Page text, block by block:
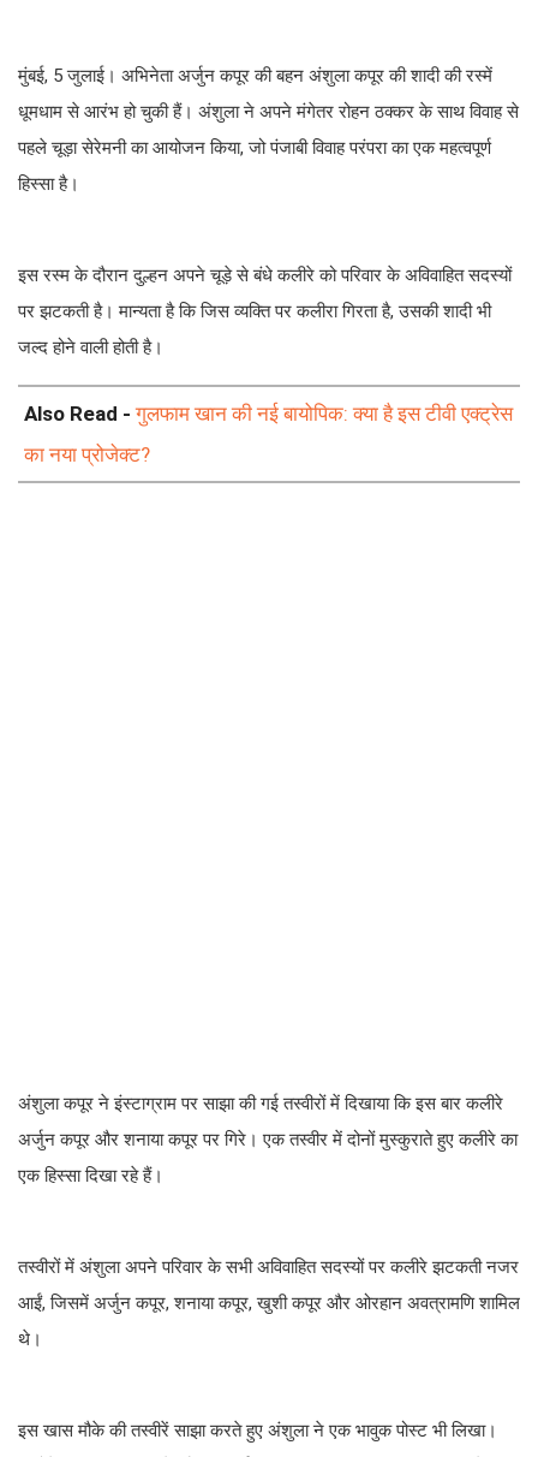
मुंबई, 5 जुलाई। अभिनेता अर्जुन कपूर की बहन अंशुला कपूर की शादी की रस्में
धूमधाम से आरंभ हो चुकी हैं। अंशुला ने अपने मंगेतर रोहन ठक्कर के साथ विवाह से
पहले चूड़ा सेरेमनी का आयोजन किया, जो पंजाबी विवाह परंपरा का एक महत्वपूर्ण
हिस्सा है।
इस रस्म के दौरान दुल्हन अपने चूड़े से बंधे कलीरे को परिवार के अविवाहित सदस्यों
पर झटकती है। मान्यता है कि जिस व्यक्ति पर कलीरा गिरता है, उसकी शादी भी
जल्द होने वाली होती है।
Also Read -गुलफाम खान की नई बायोपिक: क्या है इस टीवी एक्ट्रेस
का नया प्रोजेक्ट?
अंशुला कपूर ने इंस्टाग्राम पर साझा की गई तस्वीरों में दिखाया कि इस बार कलीरे
अर्जुन कपूर और शनाया कपूर पर गिरे। एक तस्वीर में दोनों मुस्कुराते हुए कलीरे का
एक हिस्सा दिखा रहे हैं।
तस्वीरों में अंशुला अपने परिवार के सभी अविवाहित सदस्यों पर कलीरे झटकती नजर
आईं, जिसमें अर्जुन कपूर, शनाया कपूर, खुशी कपूर और ओरहान अवत्रामणि शामिल
थे।
इस खास मौके की तस्वीरें साझा करते हुए अंशुला ने एक भावुक पोस्ट भी लिखा।